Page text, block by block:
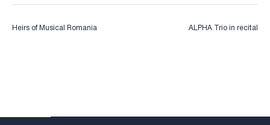
Heirs of Musical Romania ALPHA Trio in recital